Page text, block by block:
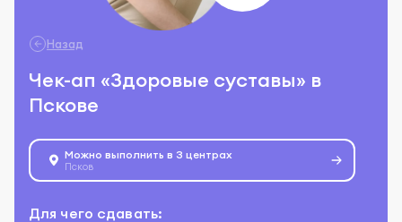
Назад
Чек-ап «Здоровые суставы» в
Пскове
Можно выполнить в 3 центрах
Псков
Для чего сдавать: